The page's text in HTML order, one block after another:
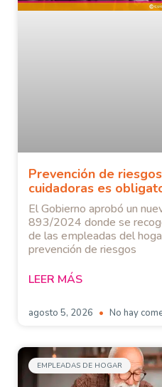
Prevención de
cuidadoras es
El Gobierno aprobó un
893/2024 donde se
de las empleadas del
prevención de riesgos
LEER MÁS
agosto 5, 2026 No hay
EMPLEADAS DE HOGAR